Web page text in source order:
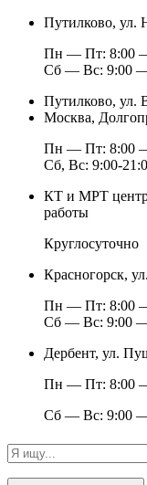
Путилково, ул.
Пн — Пт: 8:00
Сб — Вс: 9:00
Путилково, ул.
Москва,
Пн — Пт: 8:00
Сб, Вс: 9:00-
КТ и МРТ
работы
Круглосуточно
Красногорск,
Пн — Пт: 8:00
Сб — Вс: 9:00
Дербент, ул.
Пн — Пт: 8:00
Сб — Вс: 9:00